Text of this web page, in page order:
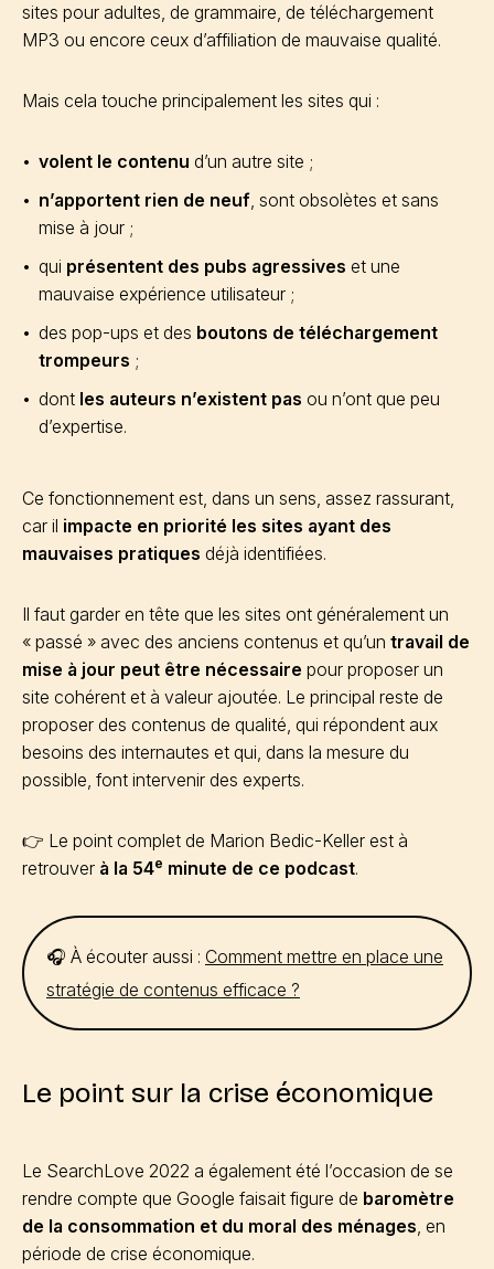
sites pour adultes, de grammaire, de téléchargement
MP3 ou encore ceux d’affiliation de mauvaise qualité.
Mais cela touche principalement les sites qui :
volent le contenu d’un autre site ;
n’apportent rien de neuf, sont obsolètes et sans
mise à jour ;
qui présentent des pubs agressives et une
mauvaise expérience utilisateur ;
des pop-ups et des boutons de téléchargement
trompeurs ;
dont les auteurs n’existent pas ou n’ont que peu
d’expertise.
Ce fonctionnement est, dans un sens, assez rassurant,
car il impacte en priorité les sites ayant des
mauvaises pratiques déjà identifiées.
Il faut garder en tête que les sites ont généralement un
« passé » avec des anciens contenus et qu’un travail de
mise à jour peut être nécessaire pour proposer un
site cohérent et à valeur ajoutée. Le principal reste de
proposer des contenus de qualité, qui répondent aux
besoins des internautes et qui, dans la mesure du
possible, font intervenir des experts.
👉 Le point complet de Marion Bedic-Keller est à
retrouver à la 54e minute de ce podcast.
🎧 À écouter aussi : Comment mettre en place une
stratégie de contenus efficace ?
Le point sur la crise économique
Le SearchLove 2022 a également été l’occasion de se
rendre compte que Google faisait figure de baromètre
de la consommation et du moral des ménages, en
période de crise économique.